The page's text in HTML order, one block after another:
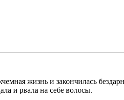
жизнь и закончилась
и рвала на себе волосы.